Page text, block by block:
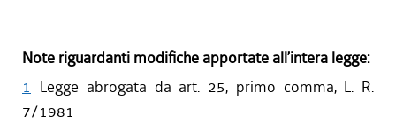
Note riguardanti modifiche apportate all’intera legge:
1 Legge abrogata da art. 25, primo comma, L. R.
7/1981